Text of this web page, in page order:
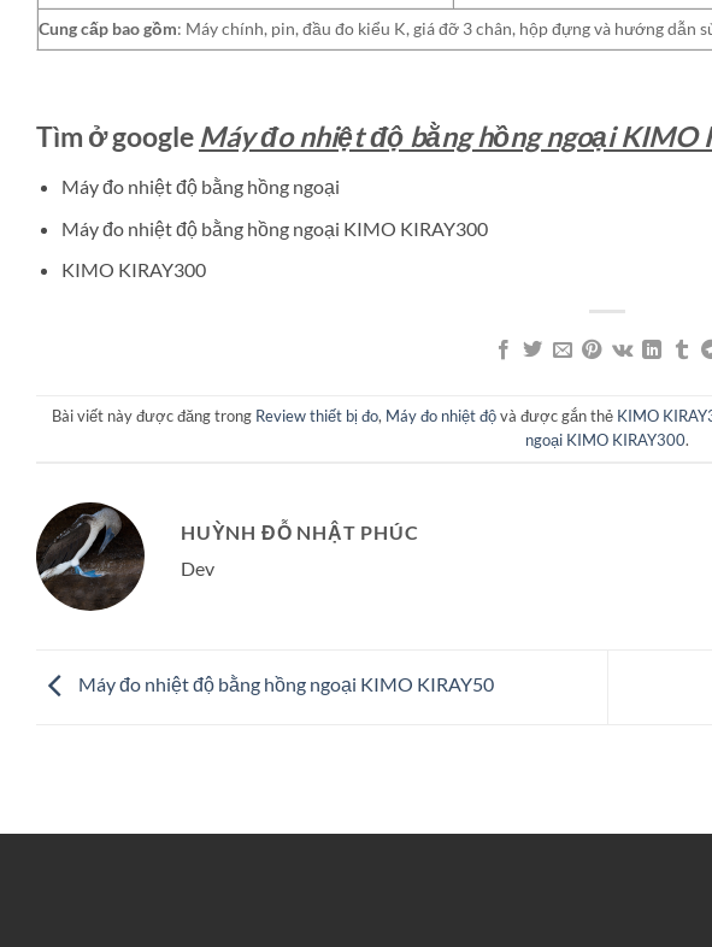
Cung cấp bao gồm: Máy chính, pin, đầu đo kiểu K, giá đỡ 3 chân, hộp đựng và hướng dẫn
Tìm ở google Máy đo nhiệt độ bằng hồng ngoại KIMO
Máy đo nhiệt độ bằng hồng ngoại
Máy đo nhiệt độ bằng hồng ngoại KIMO KIRAY300
KIMO KIRAY300
Bài viết này được đăng trong Review thiết bị đo, Máy đo nhiệt độvà được gắn thẻ KIMO
ngoại KIMO KIRAY300.
HUỲNH ĐỖ NHẬT PHÚC
Dev
Máy đo nhiệt độ bằng hồng ngoại KIMO KIRAY50